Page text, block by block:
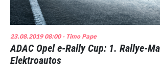
23.08.2019 08:00· Timo Pape
ADAC Opel e-Rally Cup: 1. Rallye-
Elektroautos